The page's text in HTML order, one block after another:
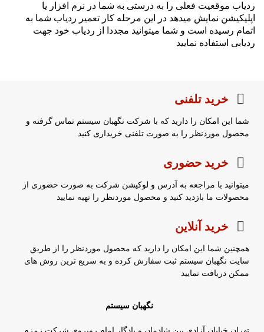
ردیاب موقعیت فعلی را به درستی به شما در نرم افزار یا
اپلیکیشن نمایش میدهد در این مرحله کار تعمیر ردیاب شما به
اتمام رسیده است و شما میتوانید مجددا از ردیاب خود جهت
ردیابی استفاده نمایید
خرید تلفنی
شما این امکان را دارید که با شرکت نگهبان سیستم تماس گرفته و
محصول موردنظر را به صورت تلفنی خریداری کنید
خرید حضوری
میتوانید با مراجعه به آدرس و لوکیشن شرکت به صورت حضوری از
محصولات ما بازدید کنید و محصول موردنظر را تهیه نمایید
خرید آنلاین
همچنین شما این امکان را دارید که محصول موردنظر را از طریق
سایت نگهبان سیستم ثبت سفارش کرده و به سریع ترین روش های
ممکن دریافت نمایید
نگهبان سیستم